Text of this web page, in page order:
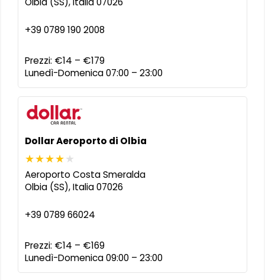
+39 0789 190 2008
Prezzi: €14 – €179
Lunedì-Domenica 07:00 – 23:00
Dollar Aeroporto di Olbia
Aeroporto Costa Smeralda
Olbia (SS),Italia 07026
+39 0789 66024
Prezzi: €14 – €169
Lunedì-Domenica 09:00 – 23:00